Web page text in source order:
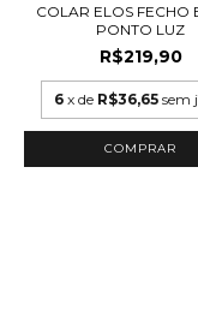
COLAR ELOS FECHO
PONTO LUZ
R$219,90
6 x de R$36,65 sem
COMPRAR